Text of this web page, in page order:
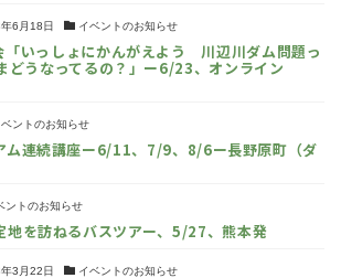
6月18日 イベントのお知らせ
「いっしょにかんがえよう 川辺川ダム問題っ
どうなってるの？」ー6/23、オンライン
ベントのお知らせ
ム連続講座ー6/11、7/9、8/6ー長野原町（ダ
ントのお知らせ
地を訪ねるバスツアー、5/27、熊本発
3月22日 イベントのお知らせ